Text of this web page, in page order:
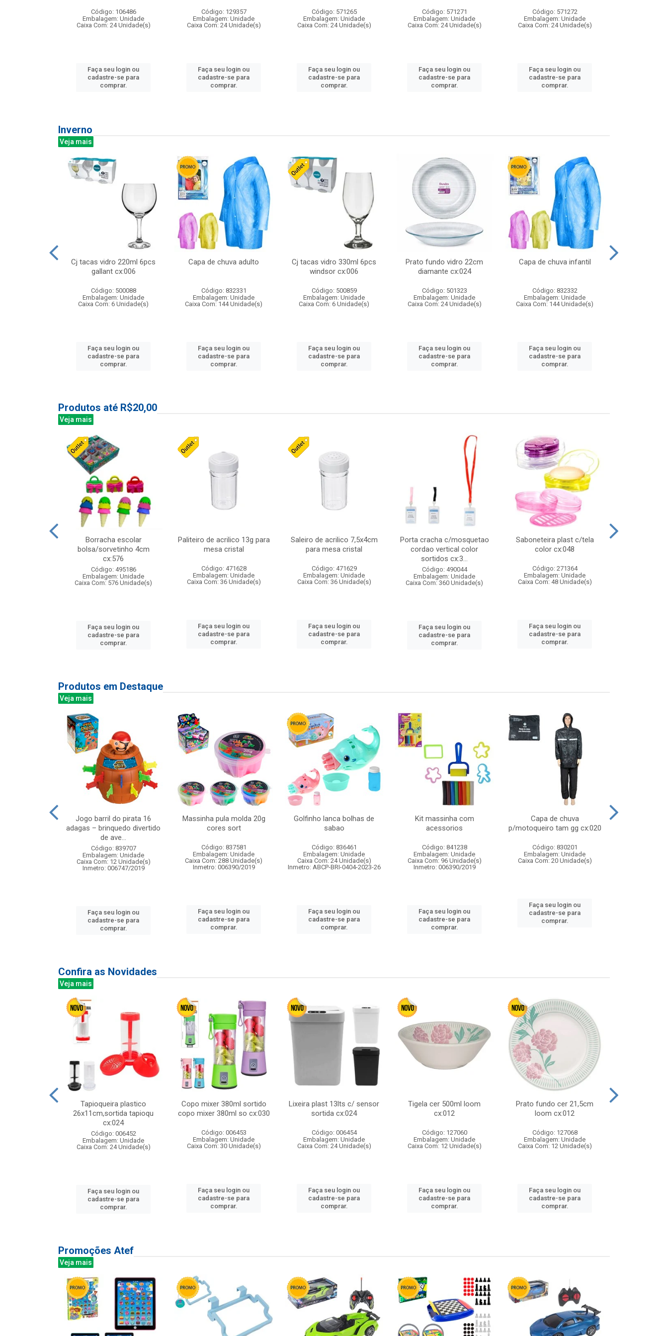
Código: 106486
Embalagem: Unidade
Caixa Com: 24 Unidade(s)
Faça seu login ou
cadastre-se para
comprar.
Código: 129357
Embalagem: Unidade
Caixa Com: 24 Unidade(s)
Faça seu login ou
cadastre-se para
comprar.
Código: 571265
Embalagem: Unidade
Caixa Com: 24 Unidade(s)
Faça seu login ou
cadastre-se para
comprar.
Código: 571271
Embalagem: Unidade
Caixa Com: 24 Unidade(s)
Faça seu login ou
cadastre-se para
comprar.
Código: 571272
Embalagem: Unidade
Caixa Com: 24 Unidade(s)
Faça seu login ou
cadastre-se para
comprar.
Inverno
Veja mais
Cj tacas vidro 220ml 6pcs
gallant cx:006
Código: 500088
Embalagem: Unidade
Caixa Com: 6 Unidade(s)
Faça seu login ou
cadastre-se para
comprar.
Capa de chuva adulto
Código: 832331
Embalagem: Unidade
Caixa Com: 144 Unidade(s)
Faça seu login ou
cadastre-se para
comprar.
Cj tacas vidro 330ml 6pcs
windsor cx:006
Código: 500859
Embalagem: Unidade
Caixa Com: 6 Unidade(s)
Faça seu login ou
cadastre-se para
comprar.
Prato fundo vidro 22cm
diamante cx:024
Código: 501323
Embalagem: Unidade
Caixa Com: 24 Unidade(s)
Faça seu login ou
cadastre-se para
comprar.
Capa de chuva infantil
Código: 832332
Embalagem: Unidade
Caixa Com: 144 Unidade(s)
Faça seu login ou
cadastre-se para
comprar.
Produtos até R$20,00
Veja mais
Borracha escolar
bolsa/sorvetinho 4cm
cx:576
Código: 495186
Embalagem: Unidade
Caixa Com: 576 Unidade(s)
Faça seu login ou
cadastre-se para
comprar.
Paliteiro de acrilico 13g para
mesa cristal
Código: 471628
Embalagem: Unidade
Caixa Com: 36 Unidade(s)
Faça seu login ou
cadastre-se para
comprar.
Saleiro de acrilico 7,5x4cm
para mesa cristal
Código: 471629
Embalagem: Unidade
Caixa Com: 36 Unidade(s)
Faça seu login ou
cadastre-se para
comprar.
Porta cracha c/mosquetao
cordao vertical color
sortidos cx:3...
Código: 490044
Embalagem: Unidade
Caixa Com: 360 Unidade(s)
Faça seu login ou
cadastre-se para
comprar.
Saboneteira plast c/tela
color cx:048
Código: 271364
Embalagem: Unidade
Caixa Com: 48 Unidade(s)
Faça seu login ou
cadastre-se para
comprar.
Produtos em Destaque
Veja mais
Jogo barril do pirata 16
adagas – brinquedo divertido
de ave...
Código: 839707
Embalagem: Unidade
Caixa Com: 12 Unidade(s)
Inmetro: 006747/2019
Faça seu login ou
cadastre-se para
comprar.
Massinha pula molda 20g
cores sort
Código: 837581
Embalagem: Unidade
Caixa Com: 288 Unidade(s)
Inmetro: 006390/2019
Faça seu login ou
cadastre-se para
comprar.
Golfinho lanca bolhas de
sabao
Código: 836461
Embalagem: Unidade
Caixa Com: 24 Unidade(s)
Inmetro: ABCP-BRI-0404-2023-26
Faça seu login ou
cadastre-se para
comprar.
Kit massinha com
acessorios
Código: 841238
Embalagem: Unidade
Caixa Com: 96 Unidade(s)
Inmetro: 006390/2019
Faça seu login ou
cadastre-se para
comprar.
Capa de chuva
p/motoqueiro tam gg cx:020
Código: 830201
Embalagem: Unidade
Caixa Com: 20 Unidade(s)
Faça seu login ou
cadastre-se para
comprar.
Confira as Novidades
Veja mais
Tapioqueira plastico
26x11cm,sortida tapioqu
cx:024
Código: 006452
Embalagem: Unidade
Caixa Com: 24 Unidade(s)
Faça seu login ou
cadastre-se para
comprar.
Copo mixer 380ml sortido
copo mixer 380ml so cx:030
Código: 006453
Embalagem: Unidade
Caixa Com: 30 Unidade(s)
Faça seu login ou
cadastre-se para
comprar.
Lixeira plast 13lts c/ sensor
sortida cx:024
Código: 006454
Embalagem: Unidade
Caixa Com: 24 Unidade(s)
Faça seu login ou
cadastre-se para
comprar.
Tigela cer 500ml loom
cx:012
Código: 127060
Embalagem: Unidade
Caixa Com: 12 Unidade(s)
Faça seu login ou
cadastre-se para
comprar.
Prato fundo cer 21,5cm
loom cx:012
Código: 127068
Embalagem: Unidade
Caixa Com: 12 Unidade(s)
Faça seu login ou
cadastre-se para
comprar.
Promoções Atef
Veja mais